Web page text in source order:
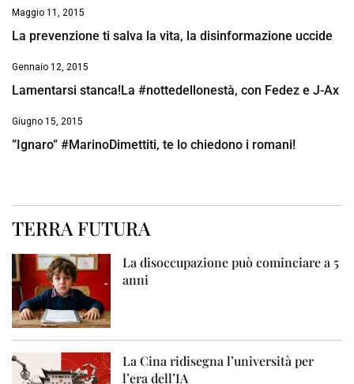
Maggio 11, 2015
La prevenzione ti salva la vita, la disinformazione uccide
Gennaio 12, 2015
Lamentarsi stanca!La #nottedellonestà, con Fedez e J-Ax
Giugno 15, 2015
”Ignaro” #MarinoDimettiti, te lo chiedono i romani!
TERRA FUTURA
La disoccupazione può cominciare a 5
anni
La Cina ridisegna l’università per
l’era dell’IA